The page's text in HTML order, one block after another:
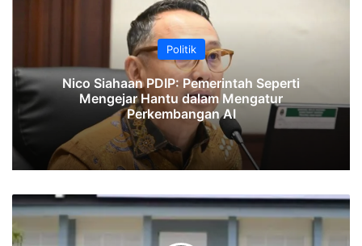
Politik
Nico Siahaan PDIP: Pemerintah Seperti
Mengejar Hantu dalam Mengatur
Perkembangan AI
Presiden
Jokowi
Resmikan